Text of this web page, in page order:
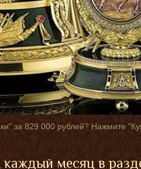
за 829 000 рублей? Нажмите
месяц в